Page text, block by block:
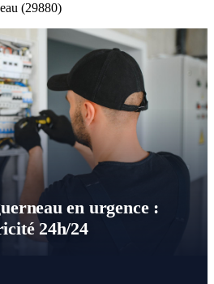
(29880)
en urgence :
24h/24